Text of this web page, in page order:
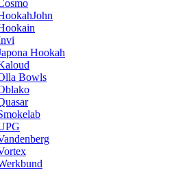
Hookah
Bowls